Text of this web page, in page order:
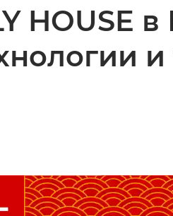
HOUSE